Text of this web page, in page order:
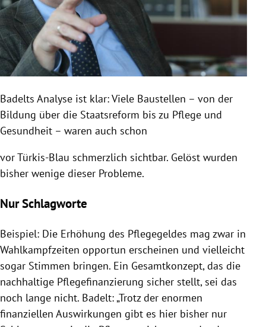
Badelts Analyse ist klar: Viele Baustellen – von der
Bildung über die Staatsreform bis zu Pflege und
Gesundheit – waren auch schon
vor Türkis-Blau schmerzlich sichtbar. Gelöst wurden
bisher wenige dieser Probleme.
Nur Schlagworte
Beispiel: Die Erhöhung des Pflegegeldes mag zwar in
Wahlkampfzeiten opportun erscheinen und vielleicht
sogar Stimmen bringen. Ein Gesamtkonzept, das die
nachhaltige Pflegefinanzierung sicher stellt, sei das
noch lange nicht. Badelt: „Trotz der enormen
finanziellen Auswirkungen gibt es hier bisher nur